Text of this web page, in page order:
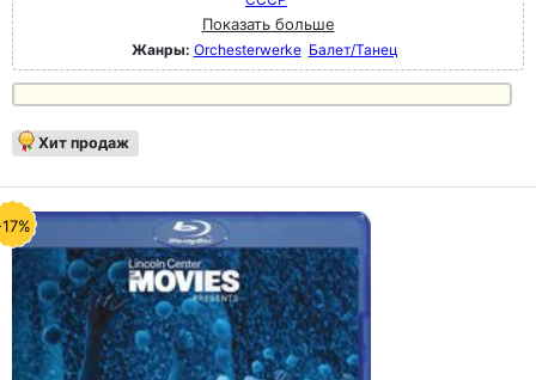
Показать больше
Жанры: Orchesterwerke Балет/Танец
Хит продаж